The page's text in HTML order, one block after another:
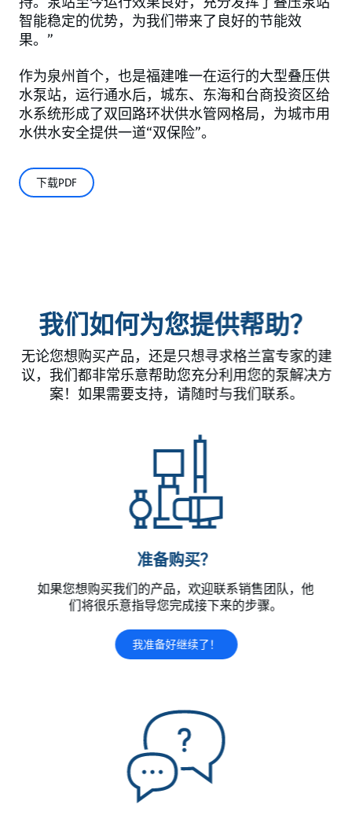
智能稳定的优势，为我们带来了良好的节能效
果。”
作为泉州首个，也是福建唯一在运行的大型叠压供
水泵站，运行通水后，城东、东海和台商投资区给
水系统形成了双回路环状供水管网格局，为城市用
水供水安全提供一道“双保险”。
下载PDF
我们如何为您提供帮助？
无论您想购买产品，还是只想寻求格兰富专家的建
议，我们都非常乐意帮助您充分利用您的泵解决方
案！如果需要支持，请随时与我们联系。
准备购买？
如果您想购买我们的产品，欢迎联系销售团队，他
们将很乐意指导您完成接下来的步骤。
我准备好继续了！